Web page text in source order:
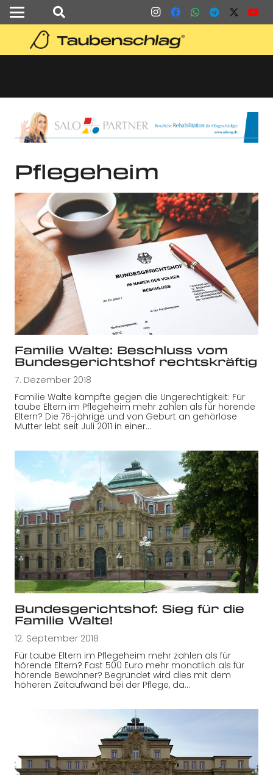
Pflegeheim
Familie Walte: Beschluss vom
Bundesgerichtshof rechtskräftig
7. Dezember 2018
Familie Walte kämpfte gegen die Ungerechtigkeit: Für
taube Eltern im Pflegeheim mehr zahlen als für hörende
Eltern? Die 76-jährige und von Geburt an gehörlose
Mutter lebt seit Juli 2011 in einer…
Bundesgerichtshof: Sieg für die
Familie Walte!
12. September 2018
Für taube Eltern im Pflegeheim mehr zahlen als für
hörende Eltern? Fast 500 Euro mehr monatlich als für
hörende Bewohner? Begründet wird dies mit dem
höheren Zeitaufwand bei der Pflege, da…